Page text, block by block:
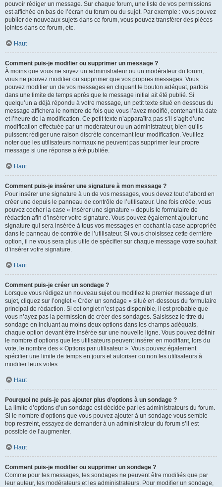
pouvoir rédiger un message. Sur chaque forum, une liste de vos permissions
est affichée en bas de l’écran du forum ou du sujet. Par exemple : vous pouvez
publier de nouveaux sujets dans ce forum, vous pouvez transférer des pièces
jointes dans ce forum, etc.
Haut
Comment puis-je modifier ou supprimer un message ?
À moins que vous ne soyez un administrateur ou un modérateur du forum,
vous ne pouvez modifier ou supprimer que vos propres messages. Vous
pouvez modifier un de vos messages en cliquant le bouton adéquat, parfois
dans une limite de temps après que le message initial ait été publié. Si
quelqu’un a déjà répondu à votre message, un petit texte situé en dessous du
message affichera le nombre de fois que vous l’avez modifié, contenant la date
et l’heure de la modification. Ce petit texte n’apparaîtra pas s’il s’agit d’une
modification effectuée par un modérateur ou un administrateur, bien qu’ils
puissent rédiger une raison discrète concernant leur modification. Veuillez
noter que les utilisateurs normaux ne peuvent pas supprimer leur propre
message si une réponse a été publiée.
Haut
Comment puis-je insérer une signature à mon message ?
Pour insérer une signature à un de vos messages, vous devez tout d’abord en
créer une depuis le panneau de contrôle de l’utilisateur. Une fois créée, vous
pouvez cocher la case « Insérer une signature » depuis le formulaire de
rédaction afin d’insérer votre signature. Vous pouvez également ajouter une
signature qui sera insérée à tous vos messages en cochant la case appropriée
dans le panneau de contrôle de l’utilisateur. Si vous choisissez cette dernière
option, il ne vous sera plus utile de spécifier sur chaque message votre souhait
d’insérer votre signature.
Haut
Comment puis-je créer un sondage ?
Lorsque vous rédigez un nouveau sujet ou modifiez le premier message d’un
sujet, cliquez sur l’onglet « Créer un sondage » situé en-dessous du formulaire
principal de rédaction. Si cet onglet n’est pas disponible, il est probable que
vous n’ayez pas la permission de créer des sondages. Saisissez le titre du
sondage en incluant au moins deux options dans les champs adéquats,
chaque option devant être insérée sur une nouvelle ligne. Vous pouvez définir
le nombre d’options que les utilisateurs peuvent insérer en modifiant, lors du
vote, le nombre des « Options par utilisateur ». Vous pouvez également
spécifier une limite de temps en jours et autoriser ou non les utilisateurs à
modifier leurs votes.
Haut
Pourquoi ne puis-je pas ajouter plus d’options à un sondage ?
La limite d’options d’un sondage est décidée par les administrateurs du forum.
Si le nombre d’options que vous pouvez ajouter à un sondage vous semble
trop restreint, essayez de demander à un administrateur du forum s’il est
possible de l’augmenter.
Haut
Comment puis-je modifier ou supprimer un sondage ?
Comme pour les messages, les sondages ne peuvent être modifiés que par
leur auteur, les modérateurs et les administrateurs. Pour modifier un sondage,